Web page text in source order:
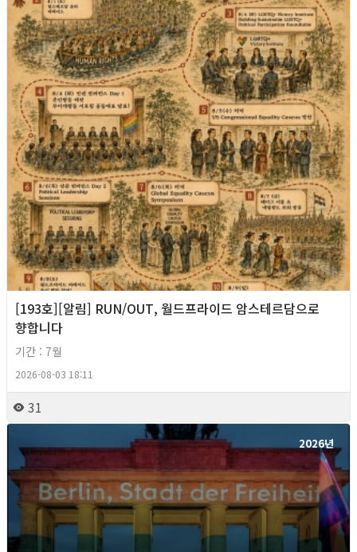
[193호][알림] RUN/OUT, 월드프라이드 암스테르담으로
향합니다
기간 : 7월
2026-08-03 18:11
31
2026년